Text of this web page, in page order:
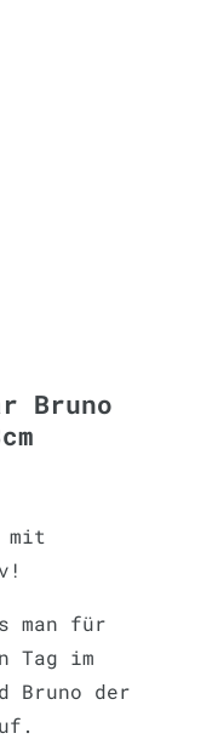
Bruno
mit
man für
Tag im
Bruno der